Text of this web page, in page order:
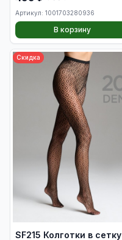
Артикул: 1001703280936
В корзину
Скидка
SF215 Колготки в сетку